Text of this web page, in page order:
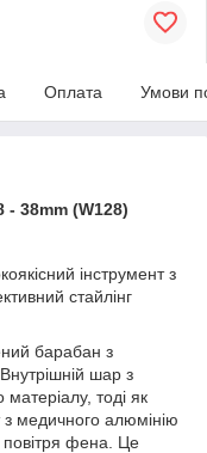
Оплата Умови
38mm (W128)
інструмент з
стайлінг
барабан з
шар з
матеріалу, тоді як
медичного алюмінію
повітря фена. Це